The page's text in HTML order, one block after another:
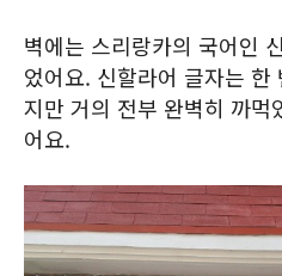
벽에는 스리랑카의 국어인
었어요. 신할라어 글자는
지만 거의 전부 완벽히 까먹
어요.